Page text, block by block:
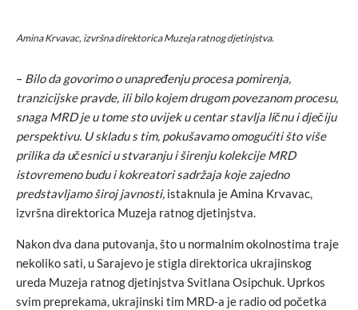
Amina Krvavac, izvršna direktorica Muzeja ratnog djetinjstva.
– Bilo da govorimo o unapređenju procesa pomirenja,
tranzicijske pravde, ili bilo kojem drugom povezanom procesu,
snaga MRD je u tome sto uvijek u centar stavlja ličnu i dječiju
perspektivu. U skladu s tim, pokušavamo omogućiti što više
prilika da učesnici u stvaranju i širenju kolekcije MRD
istovremeno budu i kokreatori sadržaja koje zajedno
predstavljamo široj javnosti, istaknula je Amina Krvavac,
izvršna direktorica Muzeja ratnog djetinjstva.
Nakon dva dana putovanja, što u normalnim okolnostima traje
nekoliko sati, u Sarajevo je stigla direktorica ukrajinskog
ureda Muzeja ratnog djetinjstva Svitlana Osipchuk. Uprkos
svim preprekama, ukrajinski tim MRD-a je radio od početka